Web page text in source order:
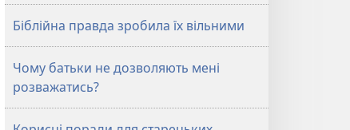
Біблійна правда зробила їх вільними
Чому батьки не дозволяють мені
розважатись?